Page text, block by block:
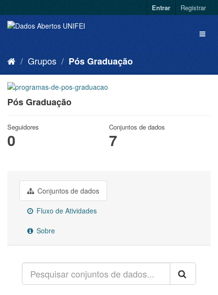
Entrar Registrar
Grupos Pós Graduação
Pós Graduação
Seguidores
0
Conjuntos de dados
7
Conjuntos de dados
Fluxo de Atividades
Sobre